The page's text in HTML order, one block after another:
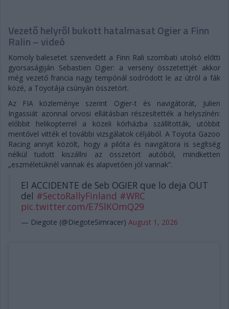
Vezető helyről bukott hatalmasat Ogier a Finn
Ralin – videó
Komoly balesetet szenvedett a Finn Rali szombati utolsó előtti
gyorsaságiján Sebastien Ogier: a verseny összetettjét akkor
még vezető francia nagy tempónál sodródott le az útról a fák
közé, a Toyotája csúnyán összetört.
Az FIA közleménye szerint Ogier-t és navigátorát, Julien
Ingassiát azonnal orvosi ellátásban részesítették a helyszínén:
előbbit helikopterrel a közeli kórházba szállították, utóbbit
mentővel vitték el további vizsgálatok céljából. A Toyota Gazoo
Racing annyit közölt, hogy a pilóta és navigátora is segítség
nélkül tudott kiszállni az összetört autóból, mindketten
„eszméletüknél vannak és alapvetően jól vannak”.
El ACCIDENTE de Seb OGIER que lo deja OUT
del #SectoRallyFinland #WRC
pic.twitter.com/E75lKOmQ29
— Diegote (@DiegoteSimracer) August 1, 2026